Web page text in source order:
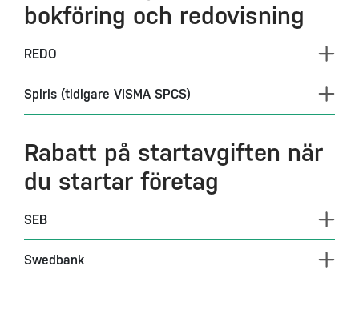
bokföring och redovisning
REDO
Spiris (tidigare VISMA SPCS)
Rabatt på startavgiften när
du startar företag
SEB
Swedbank